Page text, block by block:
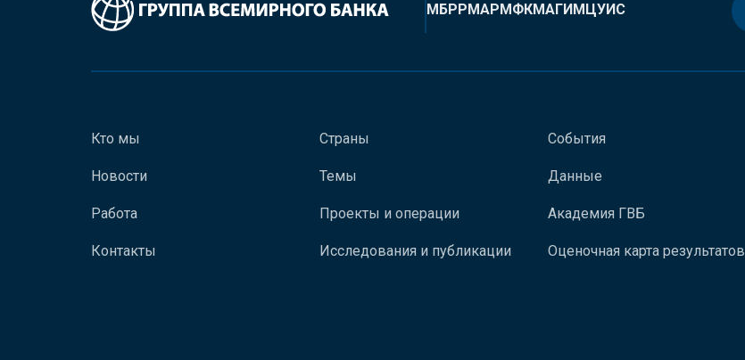
МБРРМАРМФКМАГИМЦУИС
Кто мы
Новости
Работа
Контакты
Страны
Темы
Проекты и операции
Исследования и публикации
События
Данные
Академия ГВБ
Оценочная карта результатов